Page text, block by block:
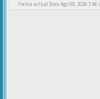
Fecha actual Dom Ago 09, 2026 7:48